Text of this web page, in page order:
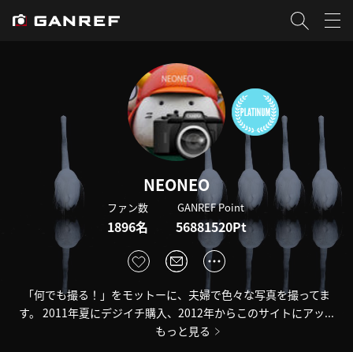
NEONEO
ファン数
1896名
GANREF Point
56881520Pt
「何でも撮る！」をモットーに、夫婦で色々な写真を撮ってま
す。 2011年夏にデジイチ購入、2012年からこのサイトにアッ...
もっと見る